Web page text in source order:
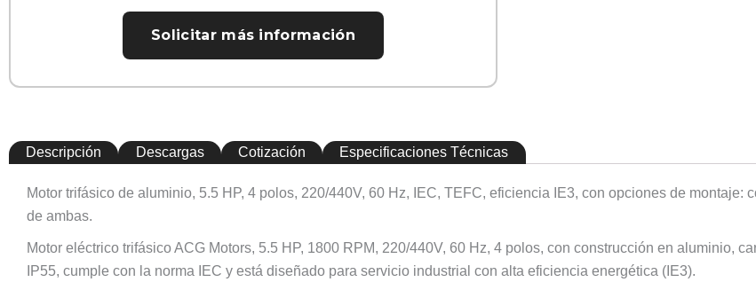
Solicitar más información
Descripción Descargas Cotización Especificaciones Técnicas
Motor trifásico de aluminio, 5.5 HP, 4 polos, 220/440V, 60 Hz, IEC, TEFC, eficiencia IE3, con opciones de montaje:
de ambas.
Motor eléctrico trifásico ACG Motors, 5.5 HP, 1800 RPM, 220/440V, 60 Hz, 4 polos, con construcción en aluminio,
IP55, cumple con la norma IEC y está diseñado para servicio industrial con alta eficiencia energética (IE3).